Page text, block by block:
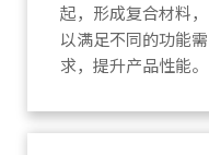
起，形成复合材料，
以满足不同的功能需
求，提升产品性能。